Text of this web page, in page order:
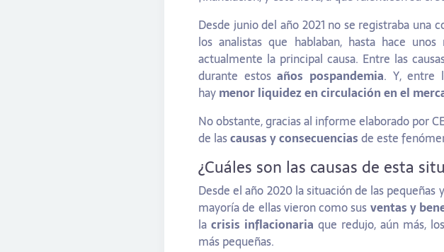
Desde junio del año 2021 no se registraba una
los analistas que hablaban, hasta hace
actualmente la principal causa. Entre las
durante estosaños pospandemia. Y, entre
haymenor liquidez en circulación en el
No obstante, gracias al informe elaborado por
de lascausas y consecuenciasde este
¿Cuáles son las causas de esta
Desde el año 2020 la situación de las
mayoría de ellas vieron como susventas y
la crisis inflacionaria que redujo, aún más,
más pequeñas.